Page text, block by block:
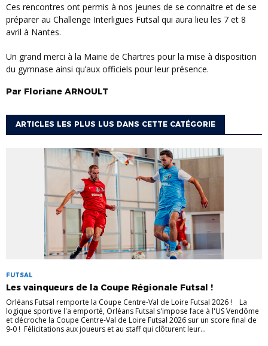
Ces rencontres ont permis à nos jeunes de se connaitre et de se
préparer au Challenge Interligues Futsal qui aura lieu les 7 et 8
avril à Nantes.
Un grand merci à la Mairie de Chartres pour la mise à disposition
du gymnase ainsi qu’aux officiels pour leur présence.
Par Floriane ARNOULT
ARTICLES LES PLUS LUS DANS CETTE CATÉGORIE
FUTSAL
Les vainqueurs de la Coupe Régionale Futsal !
Orléans Futsal remporte la Coupe Centre-Val de Loire Futsal 2026 ! La
logique sportive l'a emporté, Orléans Futsal s'impose face à l'US Vendôme
et décroche la Coupe Centre-Val de Loire Futsal 2026 sur un score final de
9-0 ! Félicitations aux joueurs et au staff qui clôturent leur...